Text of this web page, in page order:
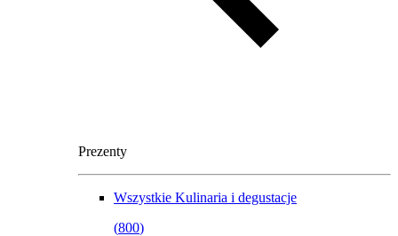
Prezenty
Wszystkie Kulinaria i degustacje
(800)